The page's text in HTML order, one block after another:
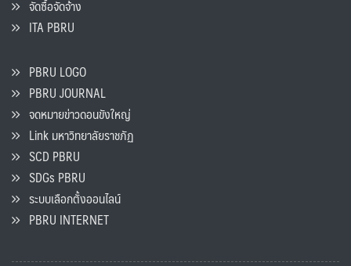
จัดซื้อจัดจ้าง
ITA PBRU
PBRU LOGO
PBRU JOURNAL
จดหมายข่าวดอนขังใหญ่
Link มหาวิทยาลัยราชภัฏ
SCD PBRU
SDGs PBRU
ระบบเลือกตั้งออนไลน์
PBRU INTERNET